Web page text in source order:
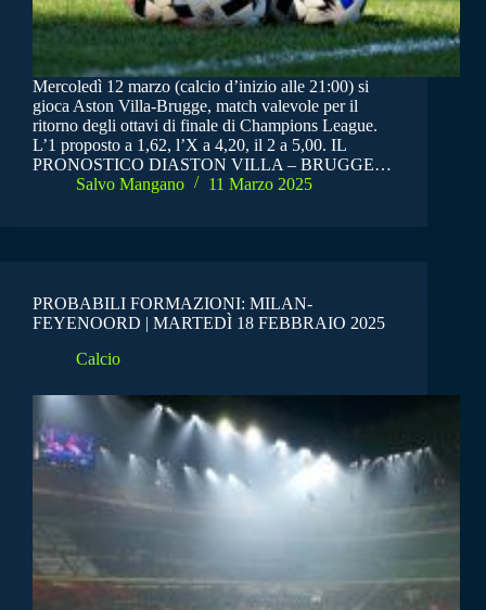
Mercoledì 12 marzo (calcio d’inizio alle 21:00) si
gioca Aston Villa-Brugge, match valevole per il
ritorno degli ottavi di finale di Champions League.
L’1 proposto a 1,62, l’X a 4,20, il 2 a 5,00. IL
PRONOSTICO DIASTON VILLA – BRUGGE…
Salvo Mangano
11 Marzo 2025
PROBABILI FORMAZIONI: MILAN-
FEYENOORD | MARTEDÌ 18 FEBBRAIO 2025
Calcio